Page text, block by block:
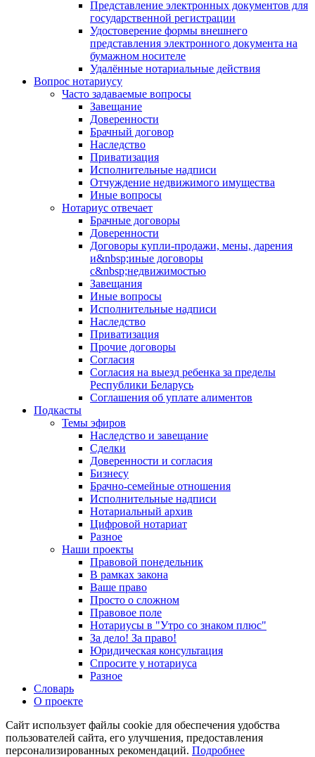
Представление электронных документов для
государственной регистрации
Удостоверение формы внешнего
представления электронного документа на
бумажном носителе
Удалённые нотариальные действия
Вопрос нотариусу
Часто задаваемые вопросы
Завещание
Доверенности
Брачный договор
Наследство
Приватизация
Исполнительные надписи
Отчуждение недвижимого имущества
Иные вопросы
Нотариус отвечает
Брачные договоры
Доверенности
Договоры купли-продажи, мены, дарения
и&nbsp;иные договоры
с&nbsp;недвижимостью
Завещания
Иные вопросы
Исполнительные надписи
Наследство
Приватизация
Прочие договоры
Согласия
Согласия на выезд ребенка за пределы
Республики Беларусь
Соглашения об уплате алиментов
Подкасты
Темы эфиров
Наследство и завещание
Сделки
Доверенности и согласия
Бизнесу
Брачно-семейные отношения
Исполнительные надписи
Нотариальный архив
Цифровой нотариат
Разное
Наши проекты
Правовой понедельник
В рамках закона
Ваше право
Просто о сложном
Правовое поле
Нотариусы в "Утро со знаком плюс"
За дело! За право!
Юридическая консультация
Спросите у нотариуса
Разное
Словарь
О проекте
Сайт использует файлы cookie для обеспечения удобства
пользователей сайта, его улучшения, предоставления
персонализированных рекомендаций. Подробнее